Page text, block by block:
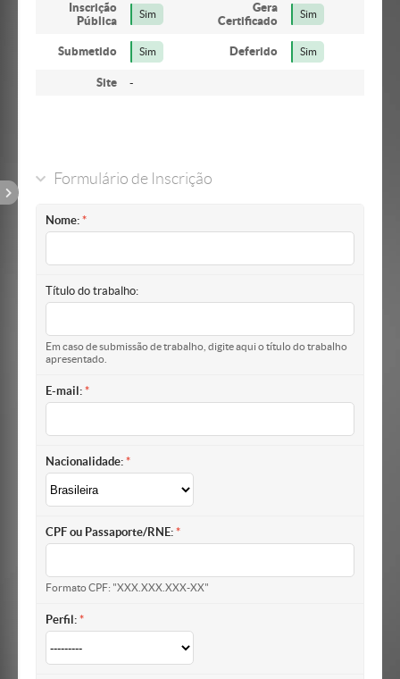
Inscrição
Pública
Sim
Gera
Certificado
Sim
Submetido Sim Deferido Sim
Site -
Formulário de Inscrição
Nome:
Título do trabalho:
Em caso de submissão de trabalho, digite aqui o título do trabalho
apresentado.
E-mail:
Nacionalidade:
CPF ou Passaporte/RNE:
Formato CPF: "XXX.XXX.XXX-XX"
Perfil: